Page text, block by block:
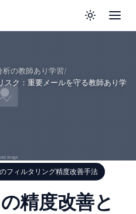
析の教師あり学習/
スク：重要メールを守る教師あり学
フィルタリング精度改善手法
精度改善と